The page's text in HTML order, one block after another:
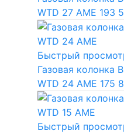
WTD 27 AME 193
Быстрый
Газовая колонка
WTD 24 AME 175
Быстрый